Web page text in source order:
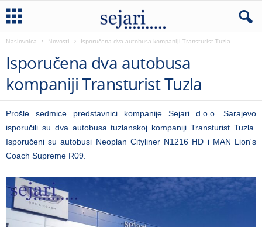
Naslovnica Novosti Isporučena dva autobusa kompaniji Transturist Tuzla
Isporučena dva autobusa
kompaniji Transturist Tuzla
Prošle sedmice predstavnici kompanije Sejari d.o.o. Sarajevo
isporučili su dva autobusa tuzlanskoj kompaniji Transturist Tuzla.
Isporučeni su autobusi Neoplan Cityliner N1216 HD i MAN Lion's
Coach Supreme R09.